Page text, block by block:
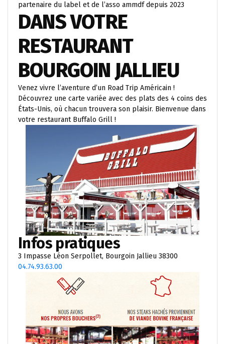
partenaire du label et de l’asso ammdf depuis 2023
DANS VOTRE
RESTAURANT
BOURGOIN JALLIEU
Venez vivre l’aventure d’un Road Trip Américain !
Découvrez une carte variée avec des plats des 4 coins des
États-Unis, où chacun trouvera son plaisir. Bienvenue dans
votre restaurant Buffalo Grill !
Infos pratiques
3 Impasse Léon Serpollet, Bourgoin Jallieu 38300
04.74.93.63.00